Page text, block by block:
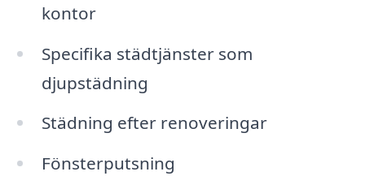
kontor
Specifika städtjänster som
djupstädning
Städning efter renoveringar
Fönsterputsning